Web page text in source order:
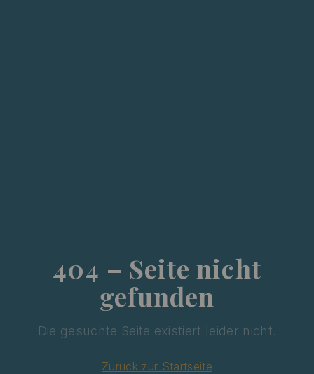
404 – Seite nicht
gefunden
Die gesuchte Seite existiert leider nicht.
Zurück zur Startseite